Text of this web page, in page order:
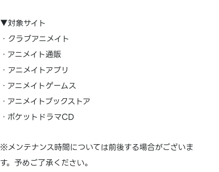
▼対象サイト
・クラブアニメイト
・アニメイト通販
・アニメイトアプリ
・アニメイトゲームス
・アニメイトブックストア
・ポケットドラマCD
※メンテナンス時間については前後する場合がございま
す。予めご了承ください。